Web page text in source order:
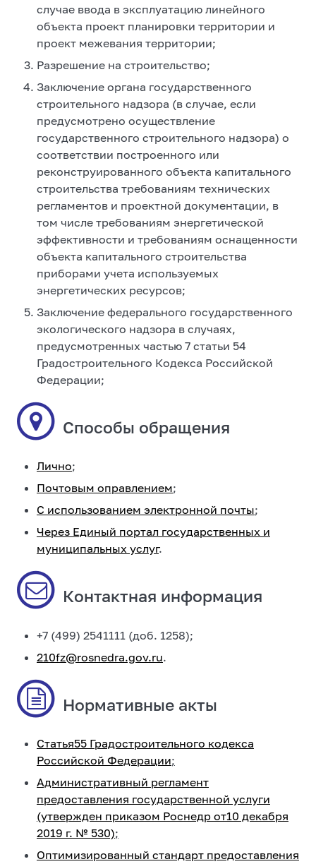
случае ввода в эксплуатацию линейного
объекта проект планировки территории и
проект межевания территории;
Разрешение на строительство;
Заключение органа государственного
строительного надзора (в случае, если
предусмотрено осуществление
государственного строительного надзора) о
соответствии построенного или
реконструированного объекта капитального
строительства требованиям технических
регламентов и проектной документации, в
том числе требованиям энергетической
эффективности и требованиям оснащенности
объекта капитального строительства
приборами учета используемых
энергетических ресурсов;
Заключение федерального государственного
экологического надзора в случаях,
предусмотренных частью 7 статьи 54
Градостроительного Кодекса Российской
Федерации;
Способы обращения
Лично;
Почтовым оправлением;
С использованием электронной почты;
Через Единый портал государственных и
муниципальных услуг.
Контактная информация
+7 (499) 2541111 (доб. 1258);
210fz@rosnedra.gov.ru.
Нормативные акты
Статья55 Градостроительного кодекса
Российской Федерации;
Административный регламент
предоставления государственной услуги
(утвержден приказом Роснедр от10 декабря
2019 г. № 530);
Оптимизированный стандарт предоставления